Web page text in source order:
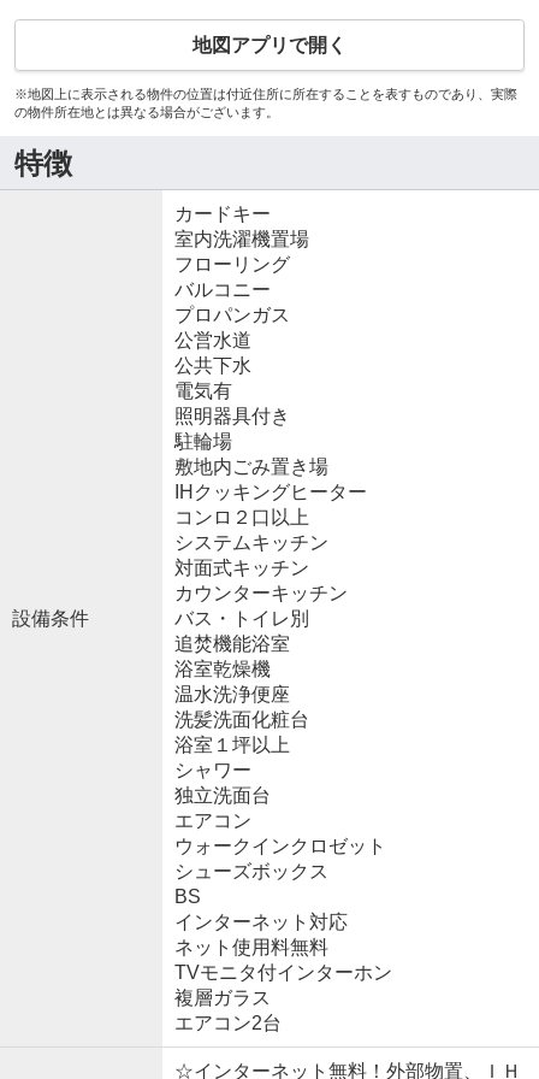
地図アプリで開く
※地図上に表示される物件の位置は付近住所に所在することを表すものであり、実際
の物件所在地とは異なる場合がございます。
特徴
設備条件
カードキー
室内洗濯機置場
フローリング
バルコニー
プロパンガス
公営水道
公共下水
電気有
照明器具付き
駐輪場
敷地内ごみ置き場
IHクッキングヒーター
コンロ２口以上
システムキッチン
対面式キッチン
カウンターキッチン
バス・トイレ別
追焚機能浴室
浴室乾燥機
温水洗浄便座
洗髪洗面化粧台
浴室１坪以上
シャワー
独立洗面台
エアコン
ウォークインクロゼット
シューズボックス
BS
インターネット対応
ネット使用料無料
TVモニタ付インターホン
複層ガラス
エアコン2台
☆インターネット無料！外部物置、ＩＨ